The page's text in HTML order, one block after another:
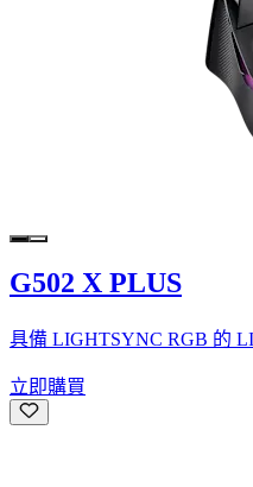
G502 X PLUS
具備 LIGHTSYNC RGB 的
立即購買